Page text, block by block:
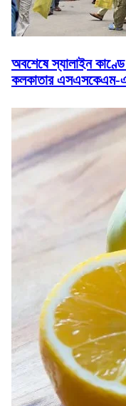
অবশেষে স্যালাইন কাণ্ডে
কলকাতার এসএসকেএম-